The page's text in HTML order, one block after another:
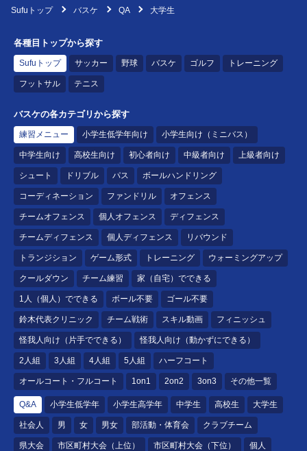
Sufuトップ バスケ QA 大学生
各種目トップから探す
Sufuトップ サッカー 野球 バスケ ゴルフ トレーニング
フットサル テニス
バスケの各カテゴリから探す
練習メニュー 小学生低学年向け 小学生向け（ミニバス）
中学生向け 高校生向け 初心者向け 中級者向け 上級者向け
シュート ドリブル パス ボールハンドリング
コーディネーション ファンドリル オフェンス
チームオフェンス 個人オフェンス ディフェンス
チームディフェンス 個人ディフェンス リバウンド
トランジション ゲーム形式 トレーニング ウォーミングアップ
クールダウン チーム練習 家（自宅）でできる
1人（個人）でできる ボール不要 ゴール不要
鈴木代表クリニック チーム戦術 スキル動画 フィニッシュ
怪我人向け（片手でできる） 怪我人向け（動かずにできる）
2人組 3人組 4人組 5人組 ハーフコート
オールコート・フルコート 1on1 2on2 3on3 その他一覧
Q&A 小学生低学年 小学生高学年 中学生 高校生 大学生
社会人 男 女 男女 部活動・体育会 クラブチーム
県大会 市区町村大会（上位） 市区町村大会（下位） 個人